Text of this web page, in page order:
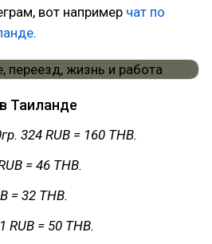
вот например чат по
.
Таиланде
324 RUB = 160 THB.
= 46 THB.
= 32 THB.
RUB = 50 THB.